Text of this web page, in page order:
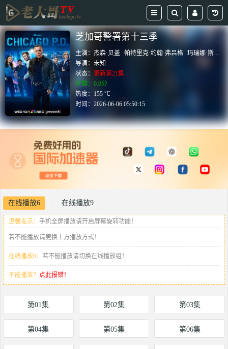
芝加哥警署第十三季
主演：杰森·贝盖 帕特里克·约翰·弗吕格 玛瑞娜·斯奎尔西亚提
导演：未知
状态： 更新第21集
豆瓣：0.0分
热度：155 ℃
时间：2026-06-06 05:50:15
在线播放6 在线播放9
温馨提示： 手机全屏播放请开启屏幕旋转功能！
若不能播放请更换上方播放方式！
在线播放6： 若不能播放请切换在线播放组！
不能播放？ 点此报错！
第01集 第02集 第03集
第04集 第05集 第06集